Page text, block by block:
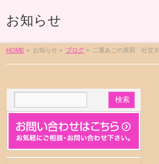
お知らせ
HOME » お知らせ » ブログ » 二重あごの原因 社交